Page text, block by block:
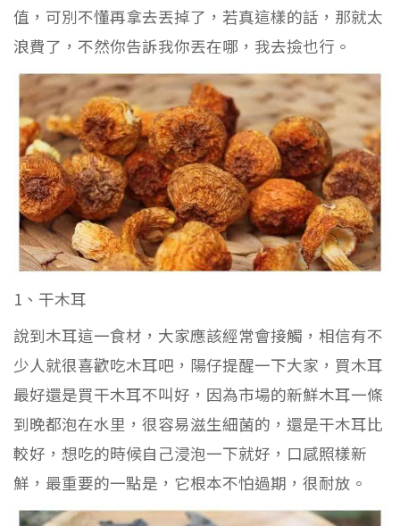
值，可別不懂再拿去丟掉了，若真這樣的話，那就太
浪費了，不然你告訴我你丟在哪，我去撿也行。
1、干木耳
說到木耳這一食材，大家應該經常會接觸，相信有不
少人就很喜歡吃木耳吧，陽仔提醒一下大家，買木耳
最好還是買干木耳不叫好，因為市場的新鮮木耳一條
到晚都泡在水里，很容易滋生細菌的，還是干木耳比
較好，想吃的時候自己浸泡一下就好，口感照樣新
鮮，最重要的一點是，它根本不怕過期，很耐放。